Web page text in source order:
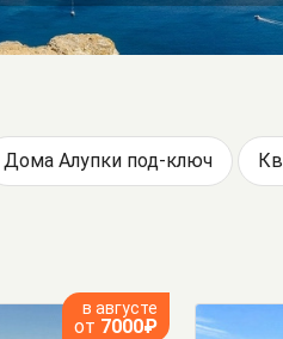
Дома Алупки под-ключ
в августе
от 7000₽